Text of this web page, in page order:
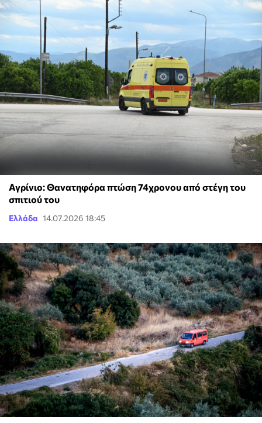
Αγρίνιο: Θανατηφόρα πτώση 74χρονου από στέγη του
σπιτιού του
Ελλάδα 14.07.2026 18:45